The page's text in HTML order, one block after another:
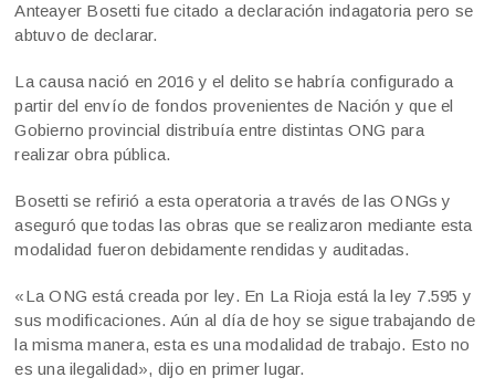
Anteayer Bosetti fue citado a declaración indagatoria pero se
abtuvo de declarar.
La causa nació en 2016 y el delito se habría configurado a
partir del envío de fondos provenientes de Nación y que el
Gobierno provincial distribuía entre distintas ONG para
realizar obra pública.
Bosetti se refirió a esta operatoria a través de las ONGs y
aseguró que todas las obras que se realizaron mediante esta
modalidad fueron debidamente rendidas y auditadas.
«La ONG está creada por ley. En La Rioja está la ley 7.595 y
sus modificaciones. Aún al día de hoy se sigue trabajando de
la misma manera, esta es una modalidad de trabajo. Esto no
es una ilegalidad», dijo en primer lugar.